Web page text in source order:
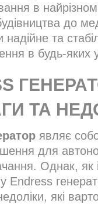
в
до
надійне та
в будь-яких
ТА
являє
для
Однак, як
Endress
які